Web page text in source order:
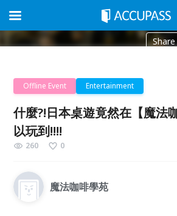
Share
Offline Event Entertainment
什麼?!日本桌遊竟然在【魔法
以玩到!!!!
260 0
魔法咖啡學苑